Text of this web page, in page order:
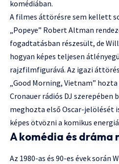
komédiában.
A filmes áttörésre sem kellett
„Popeye” Robert Altman
fogadtatásban részesült, de
hogyan képes teljesen
rajzfilmfigurává. Az igazi
„Good Morning, Vietnam”
Cronauer rádiós DJ
meghozta első Oscar-jelölését
képes ötvözni a komikus
A komédia és dráma
Az 1980-as és 90-es évek